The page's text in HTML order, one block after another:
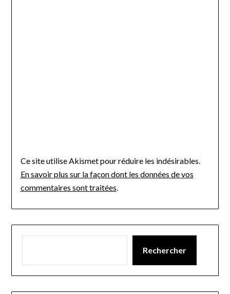
Ce site utilise Akismet pour réduire les indésirables.
En savoir plus sur la façon dont les données de vos
commentaires sont traitées.
Rechercher